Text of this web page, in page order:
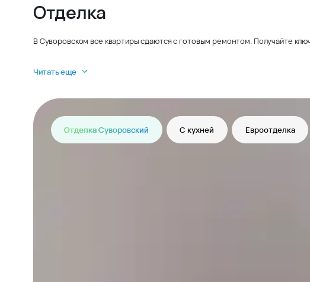
Отделка
В Суворовском все квартиры сдаются с готовым ремонтом. Получайте
Читать еще
Отделка Суворовский С кухней Евроотделка